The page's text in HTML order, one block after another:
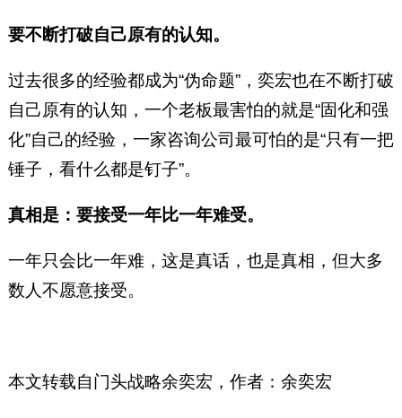
要不断打破自己原有的认知。
过去很多的经验都成为“伪命题”，奕宏也在不断打破
自己原有的认知，一个老板最害怕的就是“固化和强
化”自己的经验，一家咨询公司最可怕的是“只有一把
锤子，看什么都是钉子”。
真相是：要接受一年比一年难受。
一年只会比一年难，这是真话，也是真相，但大多
数人不愿意接受。
本文转载自门头战略余奕宏，作者： 余奕宏